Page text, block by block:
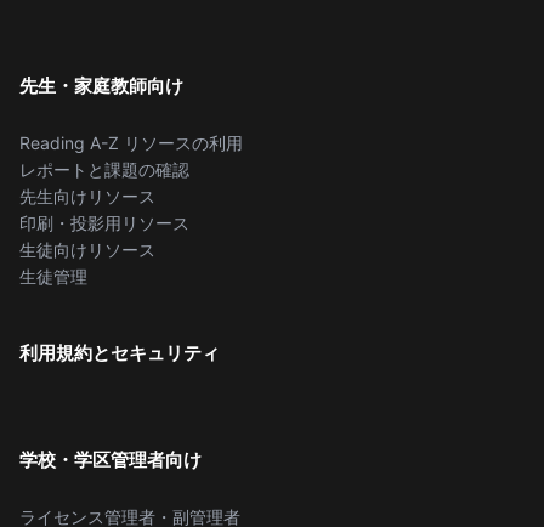
先生・家庭教師向け
Reading A-Z リソースの利用
レポートと課題の確認
先生向けリソース
印刷・投影用リソース
生徒向けリソース
生徒管理
利用規約とセキュリティ
学校・学区管理者向け
ライセンス管理者・副管理者